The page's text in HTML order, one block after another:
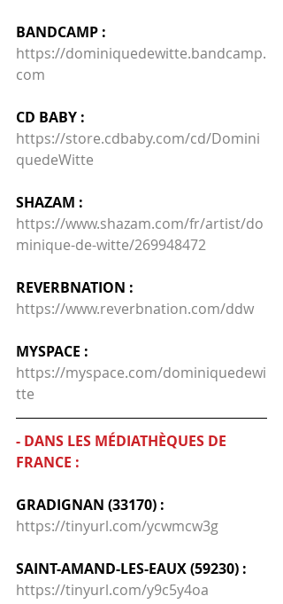
BANDCAMP :
https://dominiquedewitte.bandcamp.
com
CD BABY :
https://store.cdbaby.com/cd/Domini
quedeWitte
SHAZAM :
https://www.shazam.com/fr/artist/do
minique-de-witte/269948472
REVERBNATION :
https://www.reverbnation.com/ddw
MYSPACE :
https://myspace.com/dominiquedewi
tte
- DANS LES MÉDIATHÈQUES DE
FRANCE :
GRADIGNAN (33170) :
https://tinyurl.com/ycwmcw3g
SAINT-AMAND-LES-EAUX (59230) :
https://tinyurl.com/y9c5y4oa